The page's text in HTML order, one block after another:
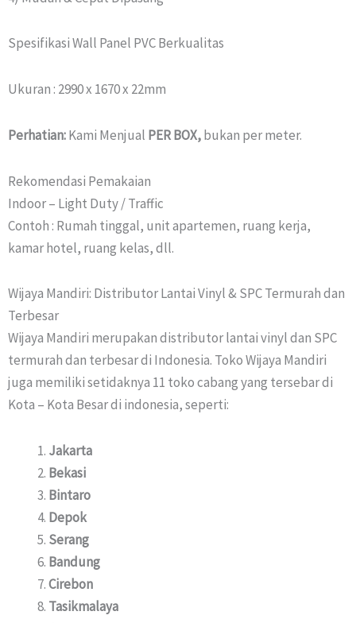
Spesifikasi Wall Panel PVC Berkualitas
Ukuran : 2990 x 1670 x 22mm
Perhatian:Kami Menjual PER BOX,bukan per meter.
Rekomendasi Pemakaian
Indoor – Light Duty / Traffic
Contoh : Rumah tinggal, unit apartemen, ruang kerja,
kamar hotel, ruang kelas, dll.
Wijaya Mandiri: Distributor Lantai Vinyl & SPC Termurah dan
Terbesar
Wijaya Mandiri merupakan distributor lantai vinyl dan SPC
termurah dan terbesar di Indonesia. Toko Wijaya Mandiri
juga memiliki setidaknya 11 toko cabang yang tersebar di
Kota – Kota Besar di indonesia, seperti:
Jakarta
Bekasi
Bintaro
Depok
Serang
Bandung
Cirebon
Tasikmalaya